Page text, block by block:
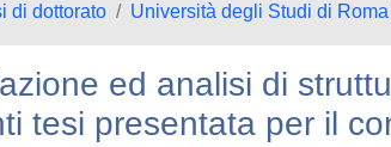
di dottorato Università degli Studi di Roma
ed analisi di
tesi presentata per il